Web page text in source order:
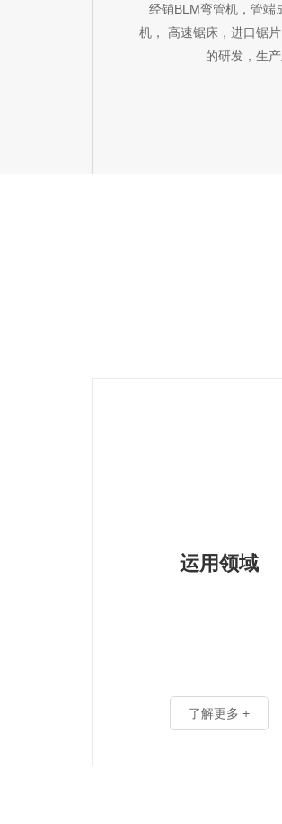
经销BLM弯管机，管端
机， 高速锯床，进口锯
的研发，生
运用领域
了解更多 +